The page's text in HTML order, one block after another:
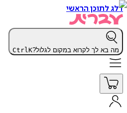
דלג לתוכן הראשי
מה בא לך לקרוא במקום לגלול? CtrlK